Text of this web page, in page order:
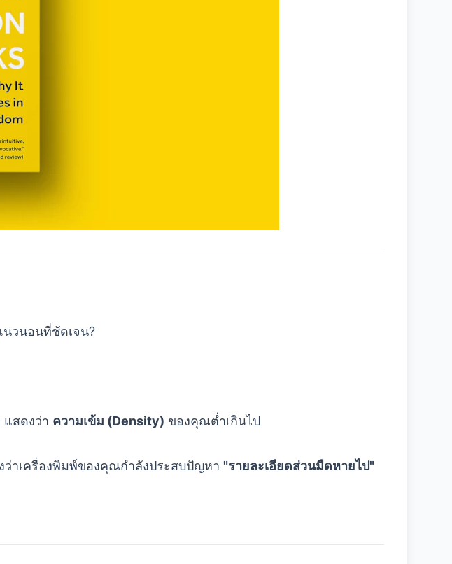
วนอนที่ชัดเจน?
แสดงว่า ความเข้ม (Density) ของคุณต่ำเกินไป
ว่าเครื่องพิมพ์ของคุณกำลังประสบปัญหา "รายละเอียดส่วนมืดหายไป"